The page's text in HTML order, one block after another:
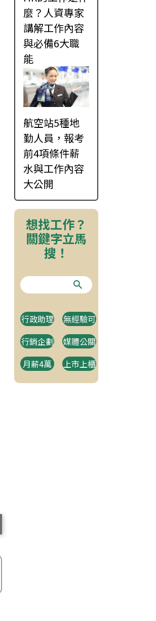
麼？人資專家
講解工作內容
與必備6大職
能
航空站5種地
勤人員，報考
前4項條件薪
水與工作內容
大公開
想找工作？
關鍵字立馬
搜！
行政助理
無經驗可
行銷企劃
媒體公關
月薪4萬
上市上櫃